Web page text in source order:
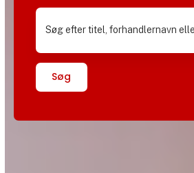
Søg efter titel, forhandlernavn eller
Søg